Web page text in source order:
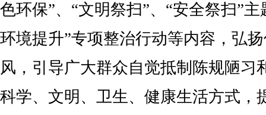
色环保”、“文明祭扫”、“安全祭扫”
环境提升”专项整治行动等内容，弘
风，引导广大群众自觉抵制陈规陋习
科学、文明、卫生、健康生活方式，